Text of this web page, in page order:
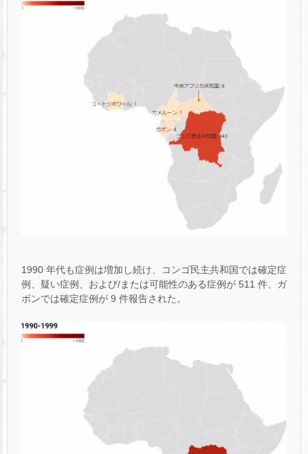
1990 年代も症例は増加し続け、コンゴ民主共和国では確定症
例、疑い症例、および/または可能性のある症例が 511 件、ガ
ボンでは確定症例が 9 件報告された。